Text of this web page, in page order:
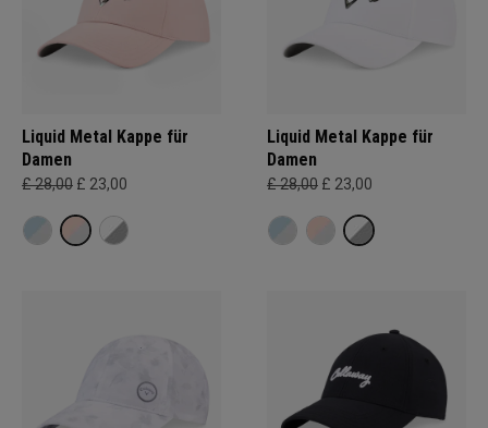
Liquid Metal Kappe für
Damen
£ 28,00 £ 23,00
Liquid Metal Kappe für
Damen
£ 28,00 £ 23,00